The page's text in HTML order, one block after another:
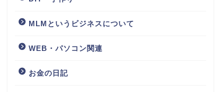
MLMというビジネスについて
WEB・パソコン関連
お金の日記